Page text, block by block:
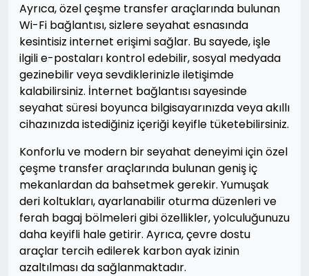
Ayrıca, özel çeşme transfer araçlarında bulunan
Wi-Fi bağlantısı, sizlere seyahat esnasında
kesintisiz internet erişimi sağlar. Bu sayede, işle
ilgili e-postaları kontrol edebilir, sosyal medyada
gezinebilir veya sevdiklerinizle iletişimde
kalabilirsiniz. İnternet bağlantısı sayesinde
seyahat süresi boyunca bilgisayarınızda veya akıllı
cihazınızda istediğiniz içeriği keyifle tüketebilirsiniz.
Konforlu ve modern bir seyahat deneyimi için özel
çeşme transfer araçlarında bulunan geniş iç
mekanlardan da bahsetmek gerekir. Yumuşak
deri koltukları, ayarlanabilir oturma düzenleri ve
ferah bagaj bölmeleri gibi özellikler, yolculuğunuzu
daha keyifli hale getirir. Ayrıca, çevre dostu
araçlar tercih edilerek karbon ayak izinin
azaltılması da sağlanmaktadır.